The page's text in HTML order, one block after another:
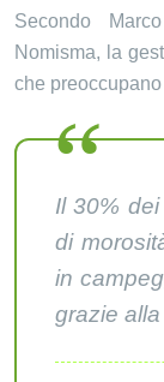
Secondo
Nomisma, la
che
Il 30%
di
in
grazie